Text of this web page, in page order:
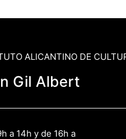
ALICANTINO DE
Gil Albert
a 14h y de 16h a